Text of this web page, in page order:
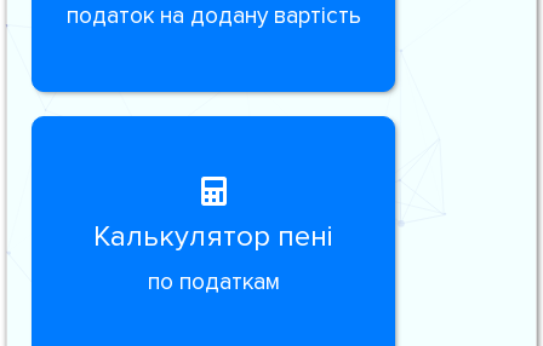
податок на додану вартість
Калькулятор пені
по податкам